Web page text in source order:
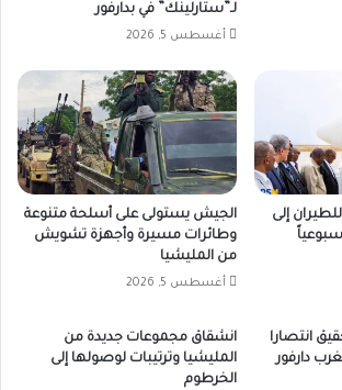
لـ”ستارلينك” في بدارفور
أغسطس 5, 2026
إلى
الجيش يستولى على أسلحة متنوعة
وطائرات مسيرة وأجهزة تشويش
من المليشيا
أغسطس 5, 2026
انتصارا
دارفور
انشقاق مجموعات جديدة من
المليشيا وترتيبات لوصولها إلى
الخرطوم